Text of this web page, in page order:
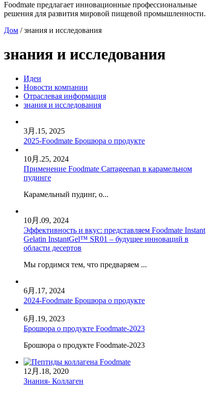
Foodmate предлагает инновационные профессиональные
решения для развития мировой пищевой промышленности.
Дом /знания и исследования
знания и исследования
Идеи
Новости компании
Отраслевая информация
знания и исследования
3月.15, 2025
2025-Foodmate Брошюра о продукте
10月.25, 2024
Применение Foodmate Carrageenan в карамельном
пудинге
Карамельный пудинг, о...
10月.09, 2024
Эффективность и вкус: представляем Foodmate Instant
Gelatin InstantGel™ SR01 – будущее инноваций в
области десертов
Мы гордимся тем, что предваряем ...
6月.17, 2024
2024-Foodmate Брошюра о продукте
6月.19, 2023
Брошюра о продукте Foodmate-2023
Брошюра о продукте Foodmate-2023
12月.18, 2020
Знания- Коллаген